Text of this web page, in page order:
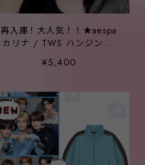
再入庫！大人気！！★aespa
カリナ / TWS ハンジン 着
beanie BOS
¥5,400